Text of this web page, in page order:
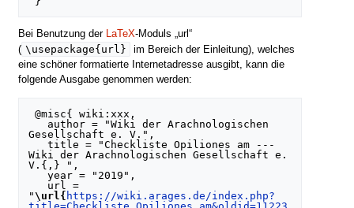
Bei Benutzung der LaTeX-Moduls „url“
( \usepackage{url}
im Bereich der Einleitung), welches
eine schöner formatierte Internetadresse ausgibt, kann die
folgende Ausgabe genommen werden:
@misc{ wiki:xxx,
Gesellschaft e. V.",
   title = "Checkliste Opiliones am ---
Wiki der Arachnologischen Gesellschaft e.
V.{,} ",
   year = "2019",
"\url{ https://wiki.arages.de/index.php?